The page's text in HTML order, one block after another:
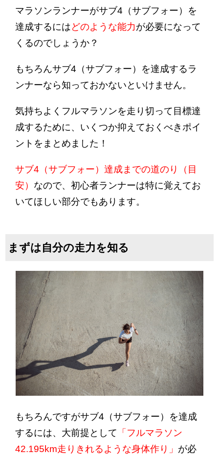
マラソンランナーがサブ4（サブフォー）を
達成するにはどのような能力が必要になって
くるのでしょうか？
もちろんサブ4（サブフォー）を達成するラ
ンナーなら知っておかないといけません。
気持ちよくフルマラソンを走り切って目標達
成するために、いくつか抑えておくべきポイ
ントをまとめました！
サブ4（サブフォー）達成までの道のり（目
安） なので、初心者ランナーは特に覚えてお
いてほしい部分でもあります。
まずは自分の走力を知る
もちろんですがサブ4（サブフォー）を達成
するには、大前提として
「フルマラソン
42.195km走りきれるような身体作り」 が必